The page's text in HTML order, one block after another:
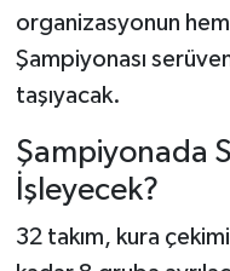
organizasyonun hem
Şampiyonası
taşıyacak.
Şampiyonada
İşleyecek?
32 takım, kura